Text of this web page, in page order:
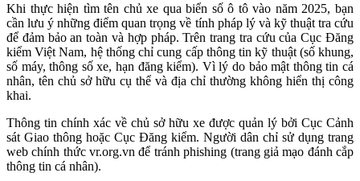
Khi thực hiện tìm tên chủ xe qua biển số ô tô vào năm 2025, bạn
cần lưu ý những điểm quan trọng về tính pháp lý và kỹ thuật tra cứu
để đảm bảo an toàn và hợp pháp. Trên trang tra cứu của Cục Đăng
kiểm Việt Nam, hệ thống chỉ cung cấp thông tin kỹ thuật (số khung,
số máy, thông số xe, hạn đăng kiểm). Vì lý do bảo mật thông tin cá
nhân, tên chủ sở hữu cụ thể và địa chỉ thường không hiển thị công
khai.
Thông tin chính xác về chủ sở hữu xe được quản lý bởi Cục Cảnh
sát Giao thông hoặc Cục Đăng kiểm. Người dân chỉ sử dụng trang
web chính thức vr.org.vn để tránh phishing (trang giả mạo đánh cắp
thông tin cá nhân).